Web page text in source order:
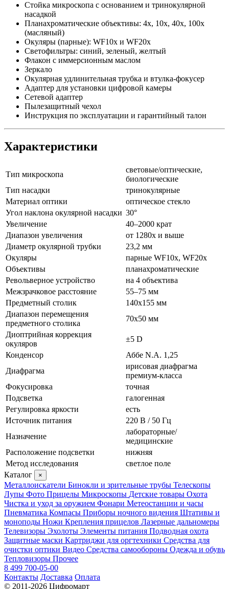
Стойка микроскопа с основанием и тринокулярной
насадкой
Планахроматические объективы: 4x, 10x, 40x, 100x
(масляный)
Окуляры (парные): WF10х и WF20х
Светофильтры: синий, зеленый, желтый
Флакон с иммерсионным маслом
Зеркало
Окулярная удлинительная трубка и втулка-фокусер
Адаптер для установки цифровой камеры
Сетевой адаптер
Пылезащитный чехол
Инструкция по эксплуатации и гарантийный талон
Характеристики
Тип микроскопа
световые/оптические,
биологические
Тип насадки
тринокулярные
Материал оптики
оптическое стекло
Угол наклона окулярной насадки 30°
Увеличение
40–2000 крат
Диапазон увеличения
от 1280х и выше
Диаметр окулярной трубки
23,2 мм
Окуляры
парные WF10х, WF20х
Объективы
планахроматические
Револьверное устройство
на 4 объектива
Межзрачковое расстояние
55–75 мм
Предметный столик
140х155 мм
Диапазон перемещения
предметного столика
70x50 мм
Диоптрийная коррекция
окуляров
±5 D
Конденсор
Аббе N.A. 1,25
Диафрагма
ирисовая диафрагма
премиум-класса
Фокусировка
точная
Подсветка
галогенная
Регулировка яркости
есть
Источник питания
220 В / 50 Гц
Назначение
лабораторные/
медицинские
Расположение подсветки
нижняя
Метод исследования
светлое поле
Каталог
×
Металлоискатели Бинокли и зрительные трубы Телескопы
Лупы Фото Прицелы Микроскопы Детские товары Охота
Чистка и уход за оружием Фонари Метеостанции и часы
Пневматика Компасы Приборы ночного видения Штативы и
моноподы Ножи Крепления прицелов Лазерные дальномеры
Телевизоры Эхолоты Элементы питания Подводная охота
Защитные маски Картриджи для оргтехники Средства для
очистки оптики Видео Средства самообороны Одежда и обувь
Тепловизоры Прочее
8 499 700-05-00
Контакты Доставка Оплата
© 2011-2026 Цифромарт